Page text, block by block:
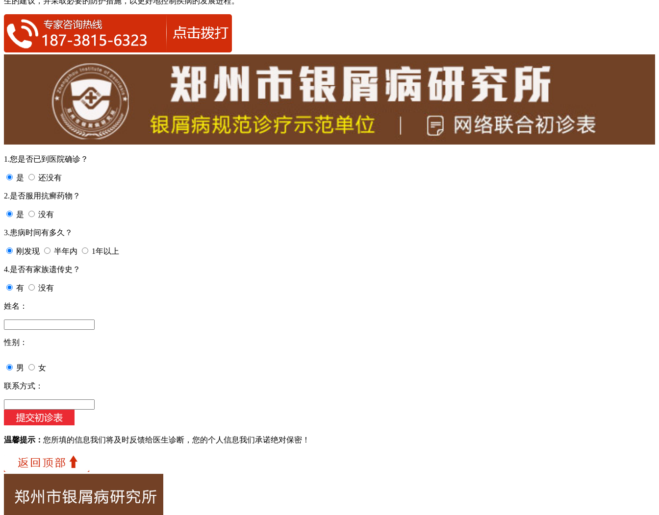
1.您是否已到医院确诊？
是 还没有
2.是否服用抗癣药物？
是 没有
3.患病时间有多久？
刚发现 半年内 1年以上
4.是否有家族遗传史？
有 没有
姓名：
性别：
男 女
联系方式：
温馨提示： 您所填的信息我们将及时反馈给医生诊断，您的个人信息我们承诺绝对保密！